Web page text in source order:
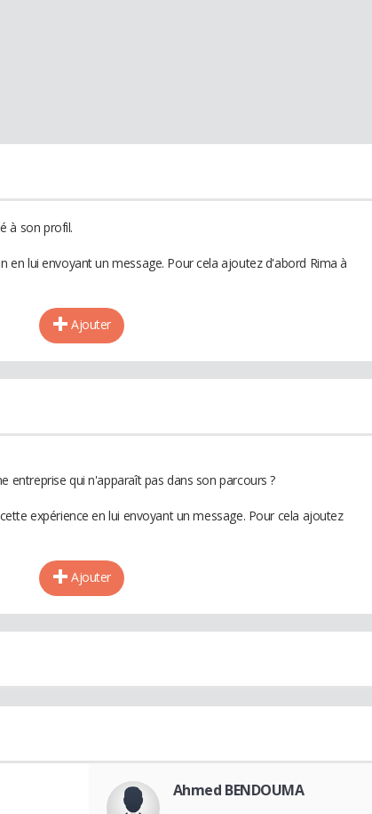
à son profil.
en lui envoyant un message. Pour cela ajoutez d'abord Rima à
Ajouter
entreprise qui n'apparaît pas dans son parcours ?
expérience en lui envoyant un message. Pour cela ajoutez
Ajouter
Ahmed BENDOUMA